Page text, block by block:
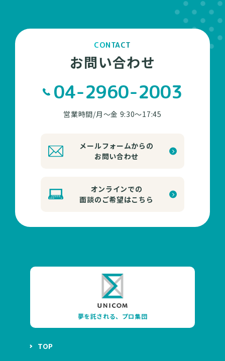
CONTACT
お問い合わせ
04-2960-2003
営業時間/月～金 9:30～17:45
メールフォームからの
お問い合わせ
オンラインでの
面談のご希望はこちら
夢を託される、プロ集団
TOP